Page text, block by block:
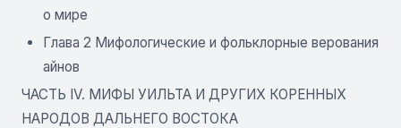
о мире
Глава 2 Мифологические и фольклорные верования
айнов
ЧАСТЬ IV. МИФЫ УИЛЬТА И ДРУГИХ КОРЕННЫХ
НАРОДОВ ДАЛЬНЕГО ВОСТОКА